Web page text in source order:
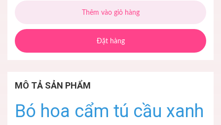
Thêm vào giỏ hàng
Đặt hàng
MÔ TẢ SẢN PHẨM
Bó hoa cẩm tú cầu xanh